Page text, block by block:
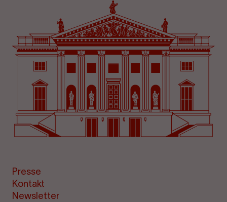
Presse
Kontakt
Newsletter